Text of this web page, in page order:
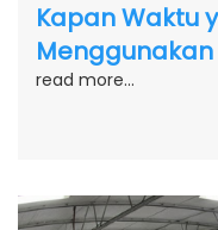
Kapan Waktu
read more...